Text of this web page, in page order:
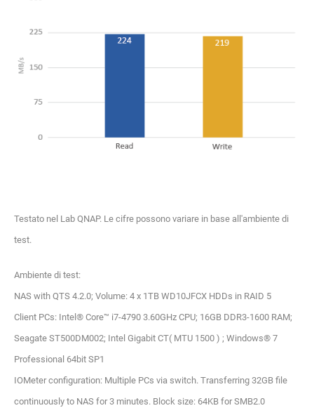
Testato nel Lab QNAP. Le cifre possono variare in base all'ambiente di
test.
Ambiente di test:
NAS with QTS 4.2.0; Volume: 4 x 1TB WD10JFCX HDDs in RAID 5
Client PCs: Intel® Core™ i7-4790 3.60GHz CPU; 16GB DDR3-1600 RAM;
Seagate ST500DM002; Intel Gigabit CT( MTU 1500 ) ; Windows® 7
Professional 64bit SP1
IOMeter configuration: Multiple PCs via switch. Transferring 32GB file
continuously to NAS for 3 minutes. Block size: 64KB for SMB2.0